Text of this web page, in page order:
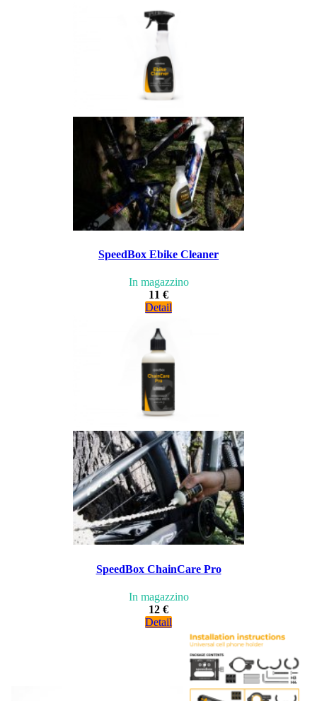
SpeedBox Ebike Cleaner
In magazzino
11 €
Detail
SpeedBox ChainCare Pro
In magazzino
12 €
Detail